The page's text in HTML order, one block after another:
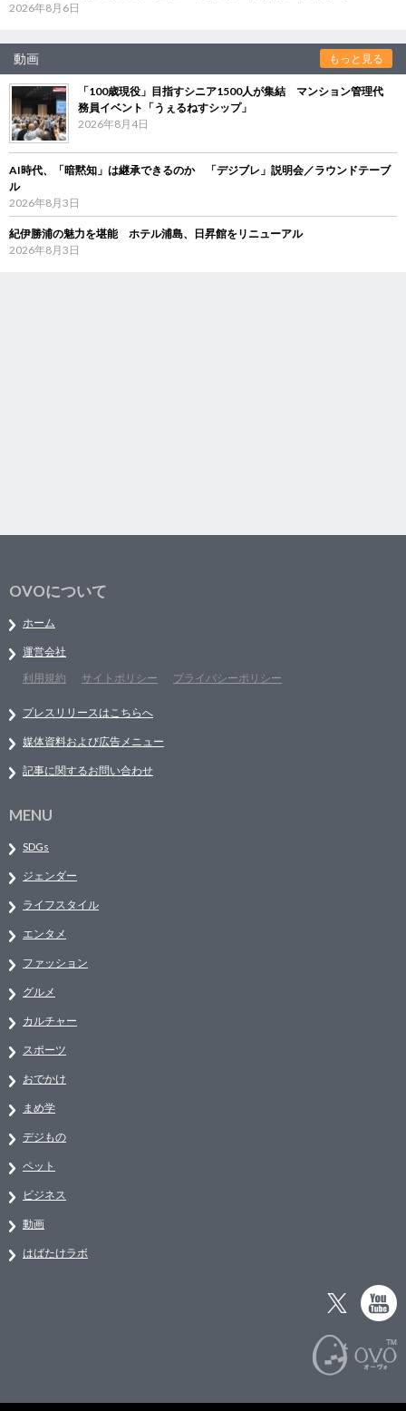
2026年8月6日
動画 もっと見る
「100歳現役」目指すシニア1500人が集結 マンション管理代
務員イベント「うぇるねすシップ」
2026年8月4日
AI時代、「暗黙知」は継承できるのか 「デジブレ」説明会／ラウンドテーブ
ル
2026年8月3日
紀伊勝浦の魅力を堪能 ホテル浦島、日昇館をリニューアル
2026年8月3日
OVOについて
ホーム
運営会社
利用規約
サイトポリシー プライバシーポリシー
プレスリリースはこちらへ
媒体資料および広告メニュー
記事に関するお問い合わせ
MENU
SDGs
ジェンダー
ライフスタイル
エンタメ
ファッション
グルメ
カルチャー
スポーツ
おでかけ
まめ学
デジもの
ペット
ビジネス
動画
はばたけラボ